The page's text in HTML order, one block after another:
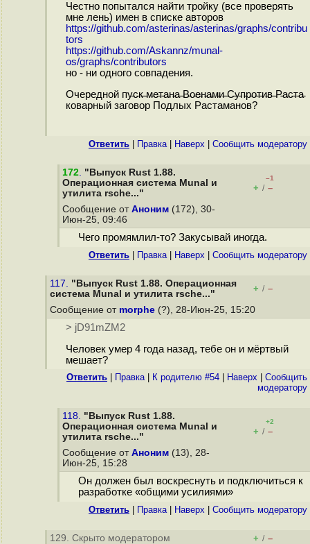
Честно попытался найти тройку (все проверять
мне лень) имен в списке авторов
https://github.com/asterinas/asterinas/graphs/contribu
tors
https://github.com/Askannz/munal-
os/graphs/contributors
но - ни одного совпадения.
Очередной пу̵с̵к̵ ̵м̵е̵т̵а̵н̵а̵ ̵В̵о̵е̵н̵а̵м̵и̵ ̵С̵у̵п̵р̵о̵т̵и̵в̵ ̵Р̵а̵с̵т̵а̵
коварный заговор Подлых Растаманов?
Ответить Правка| Наверх Cообщить модератору
172. "Выпуск Rust 1.88.
Операционная система Munal и
утилита rsche..."
–1
+ / –
Сообщение от Аноним (172), 30-
Июн-25, 09:46
Чего промямлил-то? Закусывай иногда.
Ответить Правка| Наверх Cообщить модератору
117. "Выпуск Rust 1.88. Операционная
система Munal и утилита rsche..."
+ / –
Сообщение от morphe (?), 28-Июн-25, 15:20
> jD91mZM2
Человек умер 4 года назад, тебе он и мёртвый
мешает?
Ответить Правка| К родителю #54 Наверх
Cообщить
модератору
118. "Выпуск Rust 1.88.
Операционная система Munal и
утилита rsche..."
+2
+ / –
Сообщение от Аноним (13), 28-
Июн-25, 15:28
Он должен был воскреснуть и подключиться к
разработке «общими усилиями»
Ответить Правка| Наверх Cообщить модератору
129. Скрыто модератором + / –